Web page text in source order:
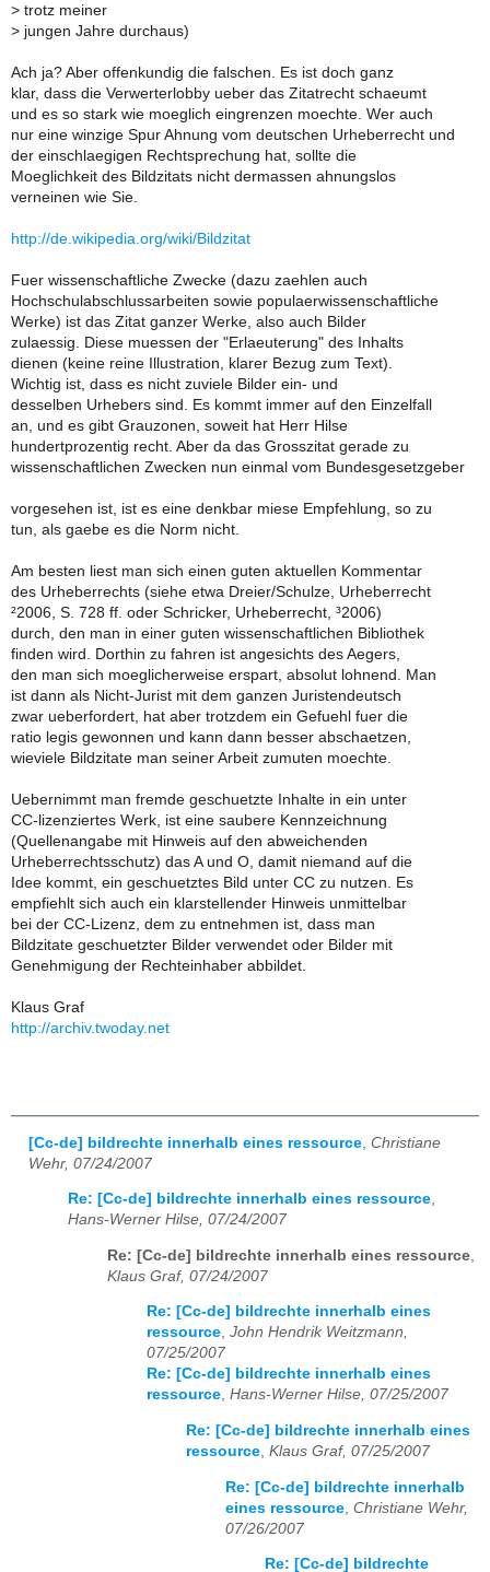
> trotz meiner
> jungen Jahre durchaus)
Ach ja? Aber offenkundig die falschen. Es ist doch ganz
klar, dass die Verwerterlobby ueber das Zitatrecht schaeumt
und es so stark wie moeglich eingrenzen moechte. Wer auch
nur eine winzige Spur Ahnung vom deutschen Urheberrecht und
der einschlaegigen Rechtsprechung hat, sollte die
Moeglichkeit des Bildzitats nicht dermassen ahnungslos
verneinen wie Sie.
http://de.wikipedia.org/wiki/Bildzitat
Fuer wissenschaftliche Zwecke (dazu zaehlen auch
Hochschulabschlussarbeiten sowie populaerwissenschaftliche
Werke) ist das Zitat ganzer Werke, also auch Bilder
zulaessig. Diese muessen der "Erlaeuterung" des Inhalts
dienen (keine reine Illustration, klarer Bezug zum Text).
Wichtig ist, dass es nicht zuviele Bilder ein- und
desselben Urhebers sind. Es kommt immer auf den Einzelfall
an, und es gibt Grauzonen, soweit hat Herr Hilse
hundertprozentig recht. Aber da das Grosszitat gerade zu
wissenschaftlichen Zwecken nun einmal vom Bundesgesetzgeber
vorgesehen ist, ist es eine denkbar miese Empfehlung, so zu
tun, als gaebe es die Norm nicht.
Am besten liest man sich einen guten aktuellen Kommentar
des Urheberrechts (siehe etwa Dreier/Schulze, Urheberrecht
²2006, S. 728 ff. oder Schricker, Urheberrecht, ³2006)
durch, den man in einer guten wissenschaftlichen Bibliothek
finden wird. Dorthin zu fahren ist angesichts des Aegers,
den man sich moeglicherweise erspart, absolut lohnend. Man
ist dann als Nicht-Jurist mit dem ganzen Juristendeutsch
zwar ueberfordert, hat aber trotzdem ein Gefuehl fuer die
ratio legis gewonnen und kann dann besser abschaetzen,
wieviele Bildzitate man seiner Arbeit zumuten moechte.
Uebernimmt man fremde geschuetzte Inhalte in ein unter
CC-lizenziertes Werk, ist eine saubere Kennzeichnung
(Quellenangabe mit Hinweis auf den abweichenden
Urheberrechtsschutz) das A und O, damit niemand auf die
Idee kommt, ein geschuetztes Bild unter CC zu nutzen. Es
empfiehlt sich auch ein klarstellender Hinweis unmittelbar
bei der CC-Lizenz, dem zu entnehmen ist, dass man
Bildzitate geschuetzter Bilder verwendet oder Bilder mit
Genehmigung der Rechteinhaber abbildet.
Klaus Graf
http://archiv.twoday.net
[Cc-de] bildrechte innerhalb eines ressource Christiane
Wehr, 07/24/2007
Re: [Cc-de] bildrechte innerhalb eines ressource,
Hans-Werner Hilse, 07/24/2007
Re: [Cc-de] bildrechte innerhalb eines ressource
Klaus Graf, 07/24/2007
Re: [Cc-de] bildrechte innerhalb eines
ressource, John Hendrik Weitzmann,
07/25/2007
Re: [Cc-de] bildrechte innerhalb eines
ressource, Hans-Werner Hilse, 07/25/2007
Re: [Cc-de] bildrechte innerhalb eines
ressource, Klaus Graf, 07/25/2007
Re: [Cc-de] bildrechte innerhalb
eines ressource Christiane Wehr,
07/26/2007
Re: [Cc-de] bildrechte